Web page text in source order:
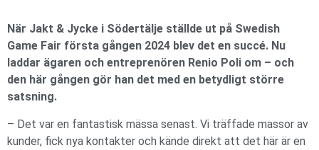
När Jakt & Jycke i Södertälje ställde ut på Swedish
Game Fair första gången 2024 blev det en succé. Nu
laddar ägaren och entreprenören Renio Poli om – och
den här gången gör han det med en betydligt större
satsning.
– Det var en fantastisk mässa senast. Vi träffade massor av
kunder, fick nya kontakter och kände direkt att det här är en